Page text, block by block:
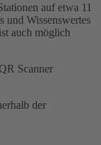
auf etwa 11
und Wissenswertes
auch möglich
Scanner
der